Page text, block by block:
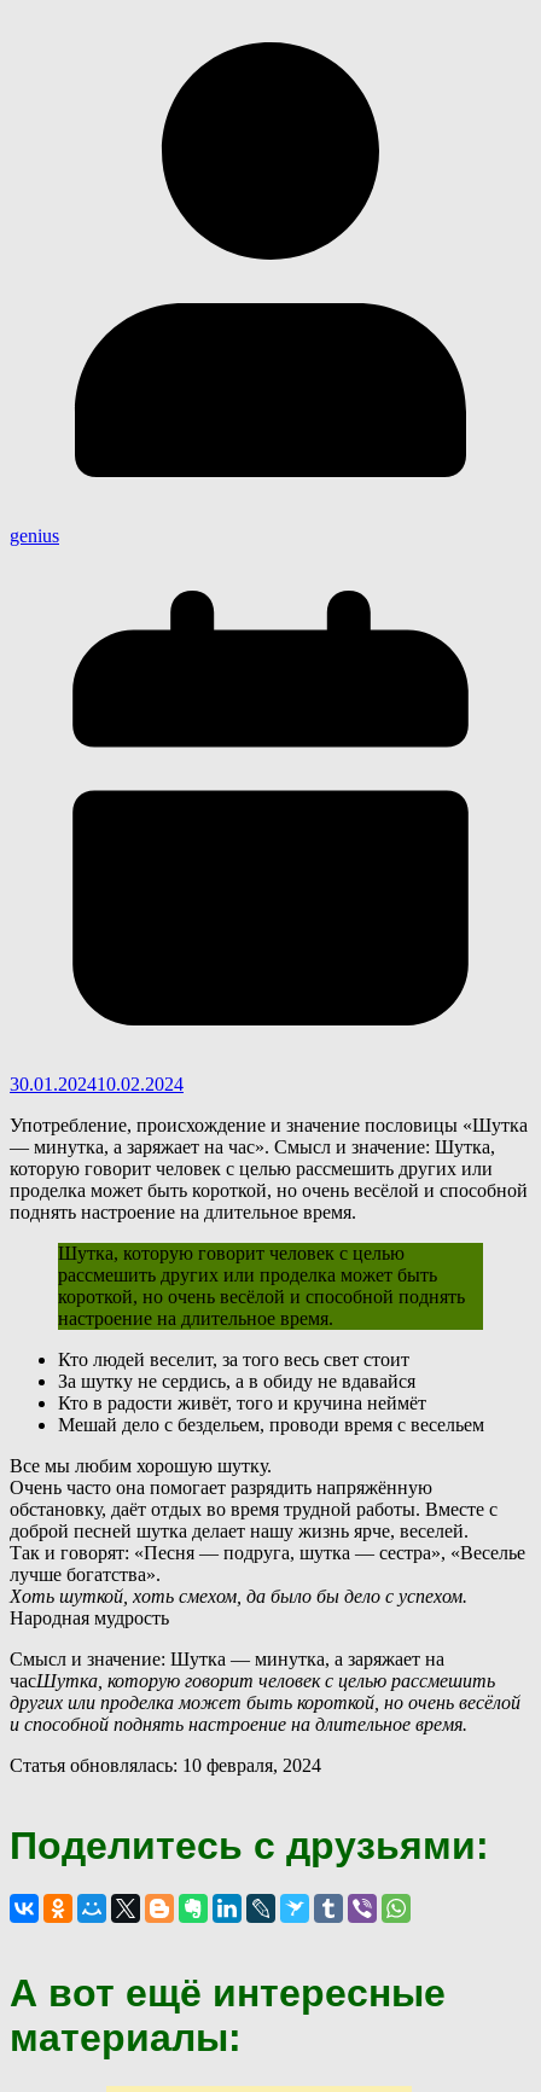
genius
30.01.202410.02.2024
Употребление, происхождение и значение пословицы «Шутка
— минутка, а заряжает на час». Смысл и значение: Шутка,
которую говорит человек с целью рассмешить других или
проделка может быть короткой, но очень весёлой и способной
поднять настроение на длительное время.
Шутка, которую говорит человек с целью
рассмешить других или проделка может быть
короткой, но очень весёлой и способной поднять
настроение на длительное время.
Кто людей веселит, за того весь свет стоит
За шутку не сердись, а в обиду не вдавайся
Кто в радости живёт, того и кручина неймёт
Мешай дело с бездельем, проводи время с весельем
Все мы любим хорошую шутку.
Очень часто она помогает разрядить напряжённую
обстановку, даёт отдых во время трудной работы. Вместе с
доброй песней шутка делает нашу жизнь ярче, веселей.
Так и говорят: «Песня — подруга, шутка — сестра», «Веселье
лучше богатства».
Хоть шуткой, хоть смехом, да было бы дело с успехом.
Народная мудрость
Смысл и значение: Шутка — минутка, а заряжает на
часШутка, которую говорит человек с целью рассмешить
других или проделка может быть короткой, но очень весёлой
и способной поднять настроение на длительное время.
Статья обновлялась: 10 февраля, 2024
Поделитесь с друзьями:
А вот ещё интересные
материалы: